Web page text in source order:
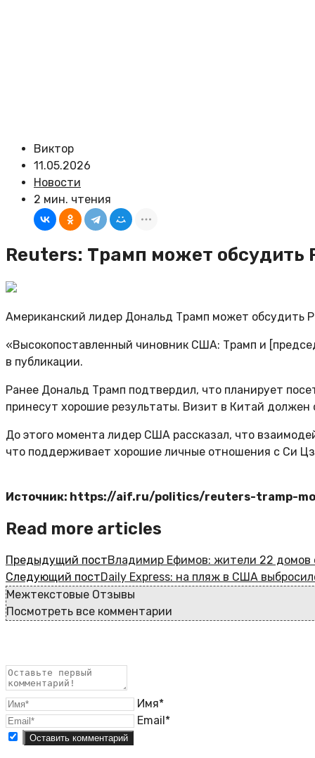
Виктор
11.05.2026
Новости
2 мин. чтения
Reuters: Трамп может обсудить
Американский лидер Дональд Трамп может обсудить
«Высокопоставленный чиновник США: Трамп и
в публикации.
Ранее Дональд Трамп подтвердил, что планирует
принесут хорошие результаты. Визит в Китай должен
До этого момента лидер США рассказал, что
что поддерживает хорошие личные отношения с Си
Источник: https://aif.ru/politics/reuters-tramp-
Read more articles
Предыдущий постВладимир Ефимов: жители 22 домов
Следующий постDaily Express: на пляж в США
Межтекстовые Отзывы
Посмотреть все комментарии
Имя*
Email*